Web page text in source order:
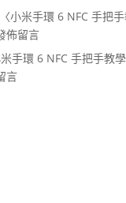
小米手環 6 NFC 手把
佈留言
手環 6 NFC 手把手教
言